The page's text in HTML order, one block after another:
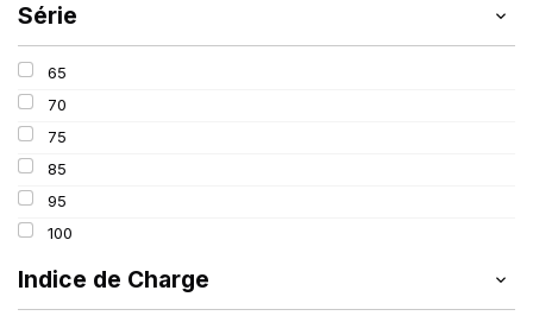
380
405
420
460
480
520
600
650
800
Série
65
70
75
85
95
100
Indice de Charge